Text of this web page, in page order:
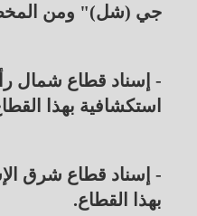
جي (شل)" ومن المخطط أن يتم حفر
استكشافية بهذا
بهذا القطاع.